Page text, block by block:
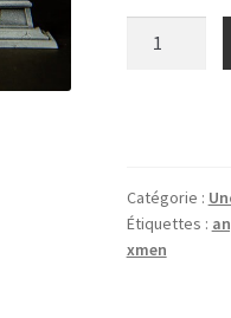
base
Catégorie :
Étiquettes :
xmen